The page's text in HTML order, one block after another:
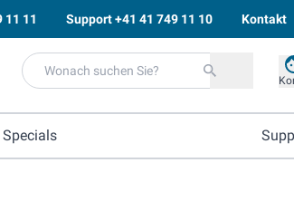
11 11 Support+41 41 749 11 10 Kontakt
Specials